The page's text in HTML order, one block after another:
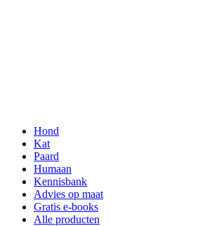
Hond
Kat
Paard
Humaan
Kennisbank
Advies op maat
Gratis e-books
Alle producten